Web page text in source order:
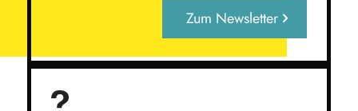
Zum Newsletter